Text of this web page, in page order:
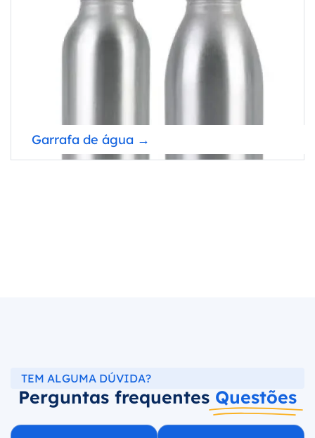
Garrafa de água →
TEM ALGUMA DÚVIDA?
Perguntas frequentes Questões